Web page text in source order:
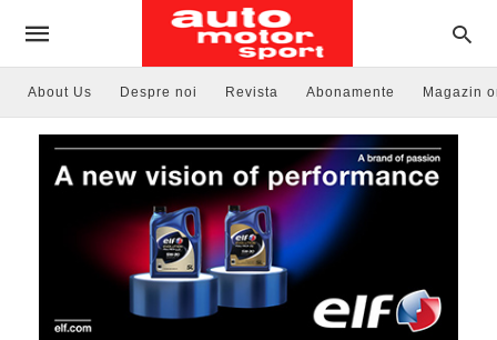
About Us Despre noi Revista Abonamente Magazin